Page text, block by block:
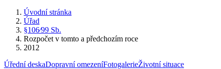
Úvodní stránka
Úřad
§106⁄99 Sb.
Rozpočet v tomto a předchozím roce
2012
Úřední deskaDopravní omezeníFotogalerieŽivotní situace